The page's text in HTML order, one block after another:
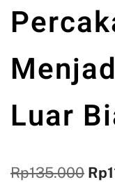
Luar
Rp135.000 Rp